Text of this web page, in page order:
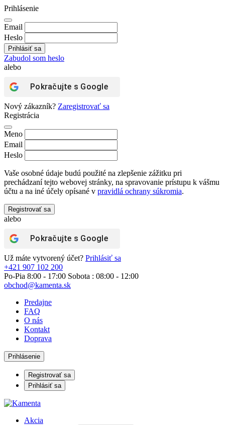
Prihlásenie
Email
Heslo
Zabudol som heslo
alebo
Pokračujte s Google
Nový zákazník? Zaregistrovať sa
Registrácia
Meno
Email
Heslo
Vaše osobné údaje budú použité na zlepšenie zážitku pri
prechádzaní tejto webovej stránky, na spravovanie prístupu k vášmu
účtu a na iné účely opísané v pravidlá ochrany súkromia.
Registrovať sa
alebo
Pokračujte s Google
Už máte vytvorený účet? Prihlásiť sa
+421 907 102 200
Po-Pia 8:00 - 17:00 Sobota : 08:00 - 12:00
obchod@kamenta.sk
Predajne
FAQ
O nás
Kontakt
Doprava
Prihlásenie
Registrovať sa
Prihlásiť sa
Akcia